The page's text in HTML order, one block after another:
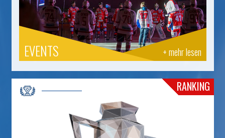
+ mehr lesen
EVENTS
RANKING